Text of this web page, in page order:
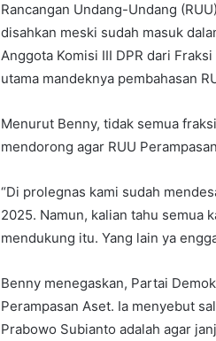
Rancangan Undang-Undang
disahkan meski sudah masuk
Anggota Komisi III DPR dari
utama mandeknya pembahasan
Menurut Benny, tidak semua
mendorong agar RUU
“Di prolegnas kami sudah
2025. Namun, kalian tahu semua
mendukung itu. Yang lain ya
Benny menegaskan, Partai
Perampasan Aset. Ia menyebut
Prabowo Subianto adalah agar